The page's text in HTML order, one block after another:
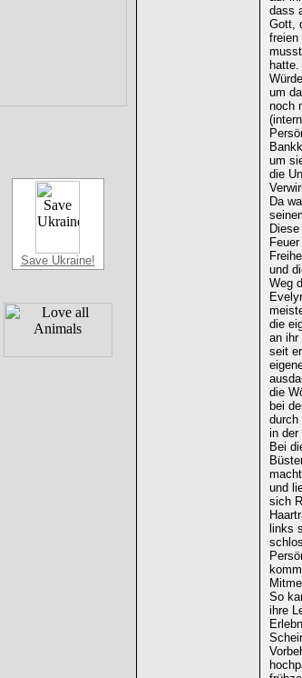
Save Ukraine!
dass
Gott,
freien
um
noch
um
die
Da
und
Weg
die
an ihr
seit
die
bei
durch
in der
Bei
und
sich
links
So
ihre